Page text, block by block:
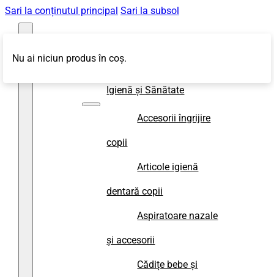
Sari la conținutul principal Sari la subsol
Igienă și Sănătate
Accesorii îngrijire
copii
Articole igienă
dentară copii
Aspiratoare nazale
și accesorii
Cădițe bebe și
Nu ai niciun produs în coș.